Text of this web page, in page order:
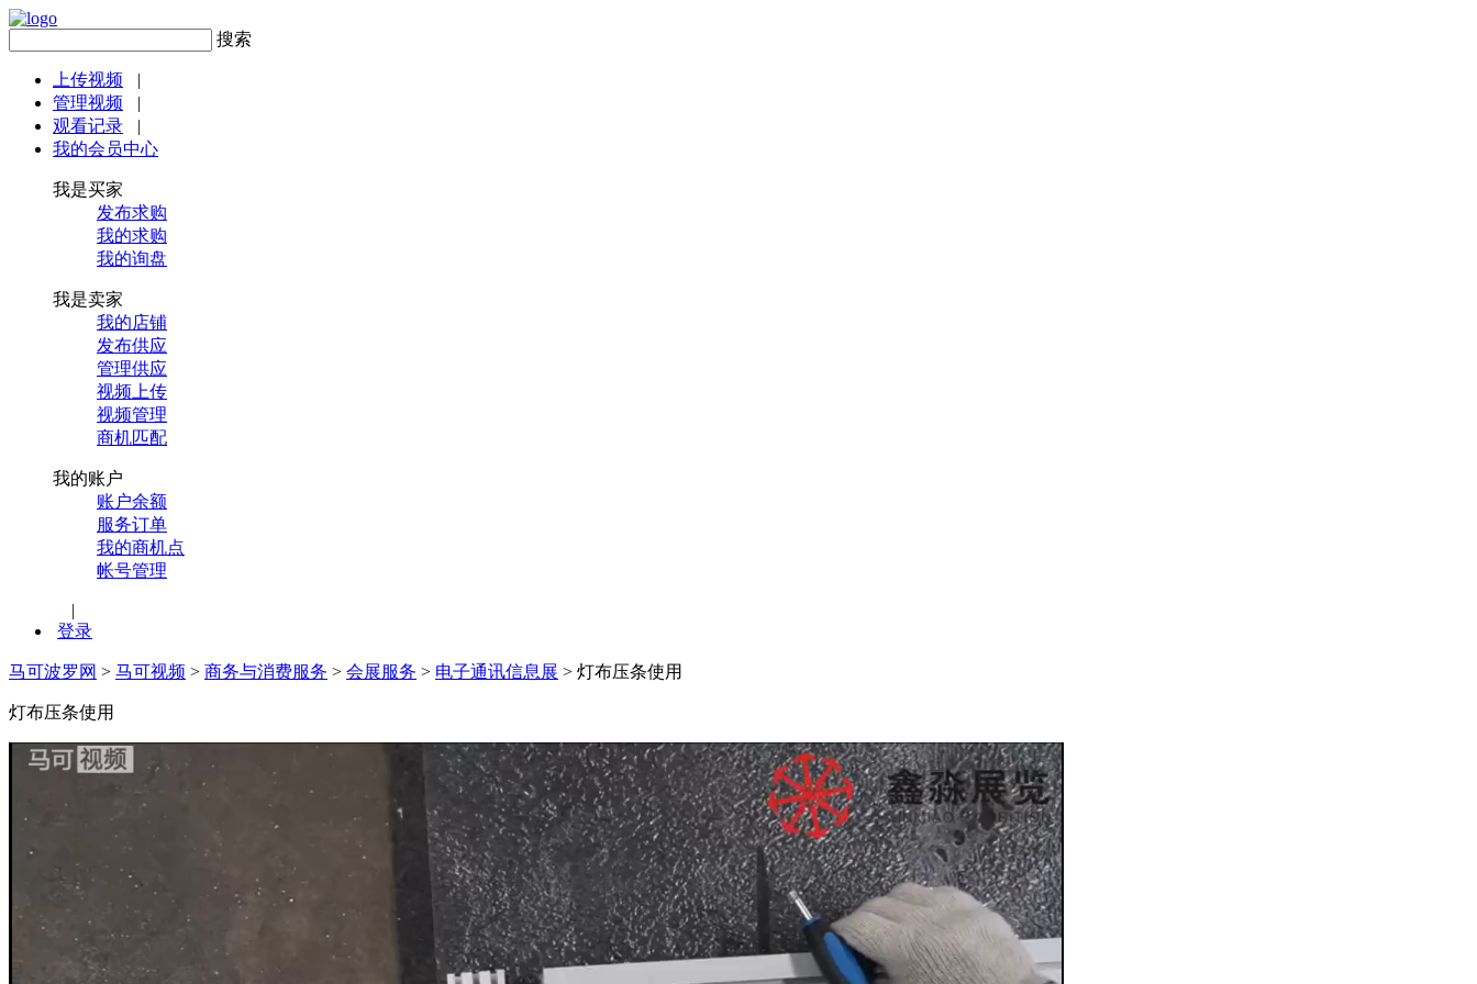
搜索
上传视频
|
管理视频
|
观看记录
|
我的会员中心
我是买家
发布求购
我的求购
我的询盘
我是卖家
我的店铺
发布供应
管理供应
视频上传
视频管理
商机匹配
我的账户
账户余额
服务订单
我的商机点
帐号管理
|
登录
马可波罗网 > 马可视频 > 商务与消费服务 > 会展服务 > 电子通讯信息展 > 灯布压条使用
灯布压条使用